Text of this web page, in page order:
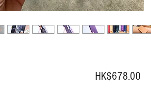
HK$678.00價